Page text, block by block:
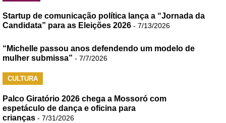
Startup de comunicação política lança a “Jornada da
Candidata” para as Eleições 2026 - 7/13/2026
“Michelle passou anos defendendo um modelo de
mulher submissa” - 7/7/2026
CULTURA
Palco Giratório 2026 chega a Mossoró com
espetáculo de dança e oficina para
crianças - 7/31/2026